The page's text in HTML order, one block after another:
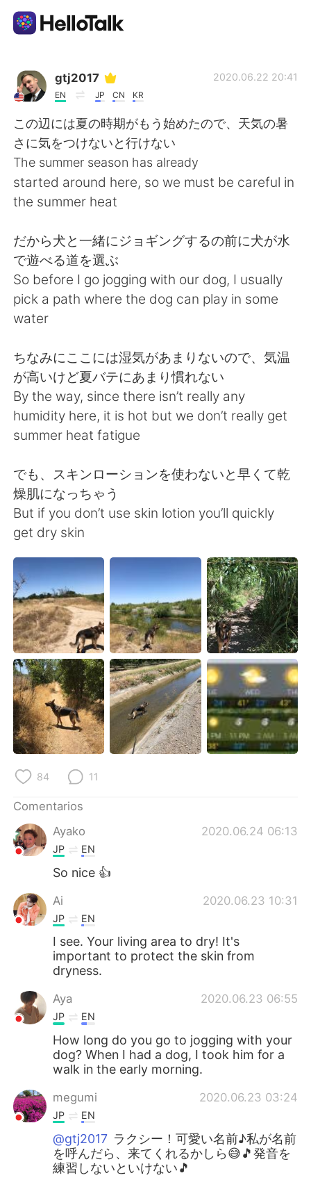
Aplicación de intercambio de idiomas
Español
English
繁體中文 العربية
Français Deutsch
日本語
Русский ไทย
Indonesia Italiano
Türkçe Tiếng Việt
gtj2017
EN JP CN KR
2020.06.22 20:41
この辺には夏の時期がもう始めたので、天気の暑
さに気をつけないと行けない
The summer season has already
started around here, so we must be careful in
the summer heat
だから犬と一緒にジョギングするの前に犬が水
で遊べる道を選ぶ
So before I go jogging with our dog, I usually
pick a path where the dog can play in some
water
ちなみにここには湿気があまりないので、気温
が高いけど夏バテにあまり慣れない
By the way, since there isn’t really any
humidity here, it is hot but we don’t really get
summer heat fatigue
でも、スキンローションを使わないと早くて乾
燥肌になっちゃう
But if you don’t use skin lotion you’ll quickly
get dry skin
84 11
Comentarios
Ayako
2020.06.24 06:13
JP EN
So nice 👍
Ai 2020.06.23 10:31
JP EN
I see. Your living area to dry! It's
important to protect the skin from
dryness.
Aya 2020.06.23 06:55
JP EN
How long do you go to jogging with your
dog? When I had a dog, I took him for a
walk in the early morning.
megumi 2020.06.23 03:24
JP EN
@gtj2017 ラクシー！可愛い名前♪私が名前
を呼んだら、来てくれるかしら😅🎵発音を
練習しないといけない🎵